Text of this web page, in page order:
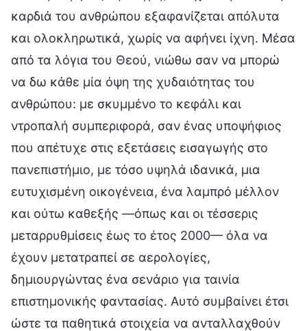
καρδιά του ανθρώπου εξαφανίζεται απόλυτα
και ολοκληρωτικά, χωρίς να αφήνει ίχνη. Μέσα
από τα λόγια του Θεού, νιώθω σαν να μπορώ
να δω κάθε μία όψη της χυδαιότητας του
ανθρώπου: με σκυμμένο το κεφάλι και
ντροπαλή συμπεριφορά, σαν ένας υποψήφιος
που απέτυχε στις εξετάσεις εισαγωγής στο
πανεπιστήμιο, με τόσο υψηλά ιδανικά, μια
ευτυχισμένη οικογένεια, ένα λαμπρό μέλλον
και ούτω καθεξής —όπως και οι τέσσερις
μεταρρυθμίσεις έως το έτος 2000— όλα να
έχουν μετατραπεί σε αερολογίες,
δημιουργώντας ένα σενάριο για ταινία
επιστημονικής φαντασίας. Αυτό συμβαίνει έτσι
ώστε τα παθητικά στοιχεία να ανταλλαχθούν